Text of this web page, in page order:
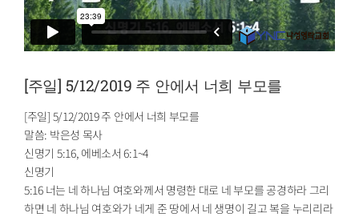
[주일] 5/12/2019 주 안에서 너희 부모를
[주일] 5/12/2019 주 안에서 너희 부모를
말씀: 박은성 목사
신명기 5:16, 에베소서 6:1~4
신명기
5:16 너는 네 하나님 여호와께서 명령한 대로 네 부모를 공경하라 그리
하면 네 하나님 여호와가 네게 준 땅에서 네 생명이 길고 복을 누리리라